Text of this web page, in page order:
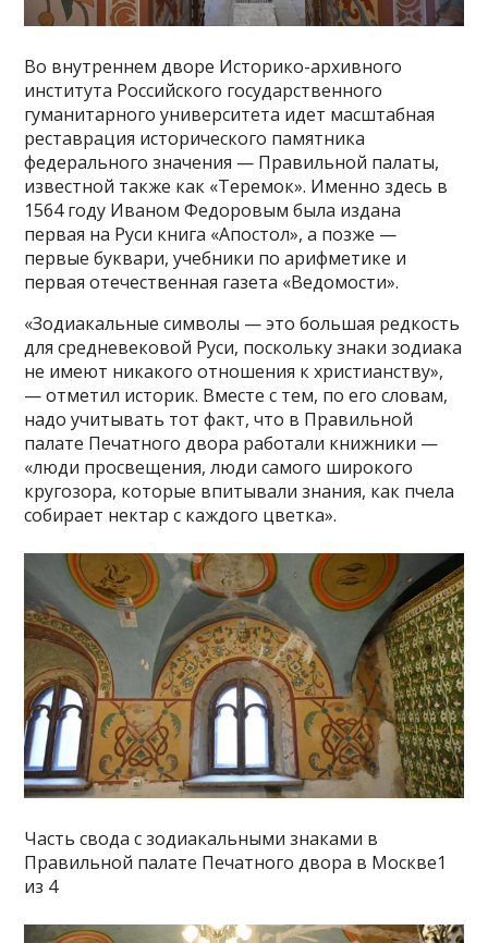
Во внутреннем дворе Историко-архивного
института Российского государственного
гуманитарного университета идет масштабная
реставрация исторического памятника
федерального значения — Правильной палаты,
известной также как «Теремок». Именно здесь в
1564 году Иваном Федоровым была издана
первая на Руси книга «Апостол», а позже —
первые буквари, учебники по арифметике и
первая отечественная газета «Ведомости».
«Зодиакальные символы — это большая редкость
для средневековой Руси, поскольку знаки зодиака
не имеют никакого отношения к христианству»,
— отметил историк. Вместе с тем, по его словам,
надо учитывать тот факт, что в Правильной
палате Печатного двора работали книжники —
«люди просвещения, люди самого широкого
кругозора, которые впитывали знания, как пчела
собирает нектар с каждого цветка».
Часть свода с зодиакальными знаками в
Правильной палате Печатного двора в Москве1
из 4